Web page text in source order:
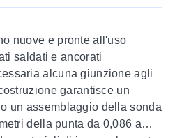
nuove e pronte all'uso
saldati e ancorati
alcuna giunzione agli
garantisce un
un assemblaggio della sonda
della punta da 0,086 a